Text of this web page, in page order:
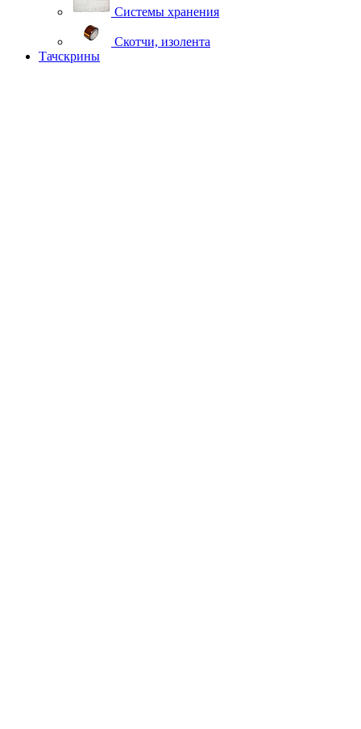
Системы хранения
Скотчи, изолента
Тачскрины